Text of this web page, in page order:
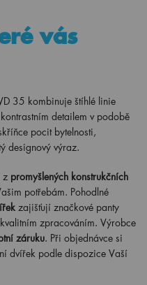
vás
35 kombinuje štíhlé linie
detailem v podobě
pocit bytelnosti,
designový výraz.
z promyšlených konstrukčních
potřebám. Pohodlné
zajišťují značkové panty
zpracováním. Výrobce
záruku. Při objednávce si
dvířek podle dispozice Vaší